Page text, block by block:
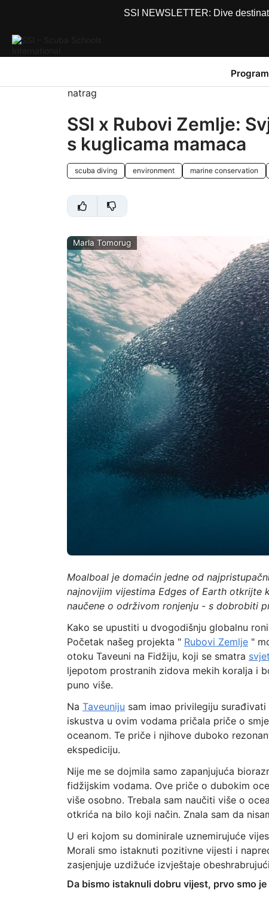
SSI NEWSLETTER: Dive
natrag
SSI x Rubovi Zemlje:
s kuglicama mamaca
scuba diving environment marine conservation
Marla Tomorug
Moalboal je domaćin jedne od
najnovijim vijestima Edges of Earth otkrijte
naučene o održivom ronjenju - s dobrobiti
Kako se upustiti u dvogodišnju globalnu
Početak našeg projekta " Rubovi Zemlje"
otoku Taveuni na Fidžiju, koji se smatra
ljepotom prostranih zidova mekih koralja i
puno više.
Na Taveuniju sam imao privilegiju
iskustva u ovim vodama pričala priče o
oceanom. Te priče i njihove duboko
ekspediciju.
Nije me se dojmila samo zapanjujuća
fidžijskim vodama. Ove priče o dubokim
više osobno. Trebala sam naučiti više o
otkrića na bilo koji način. Znala sam da
U eri kojom su dominirale uznemirujuće
Morali smo istaknuti pozitivne vijesti i
zasjenjuje uzdižuće izvještaje
Da bismo istaknuli dobru vijest, prvo smo